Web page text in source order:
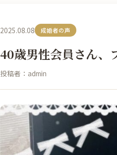
2025.08.08 成婚者の声
40歳男性会員さん、
投稿者：admin